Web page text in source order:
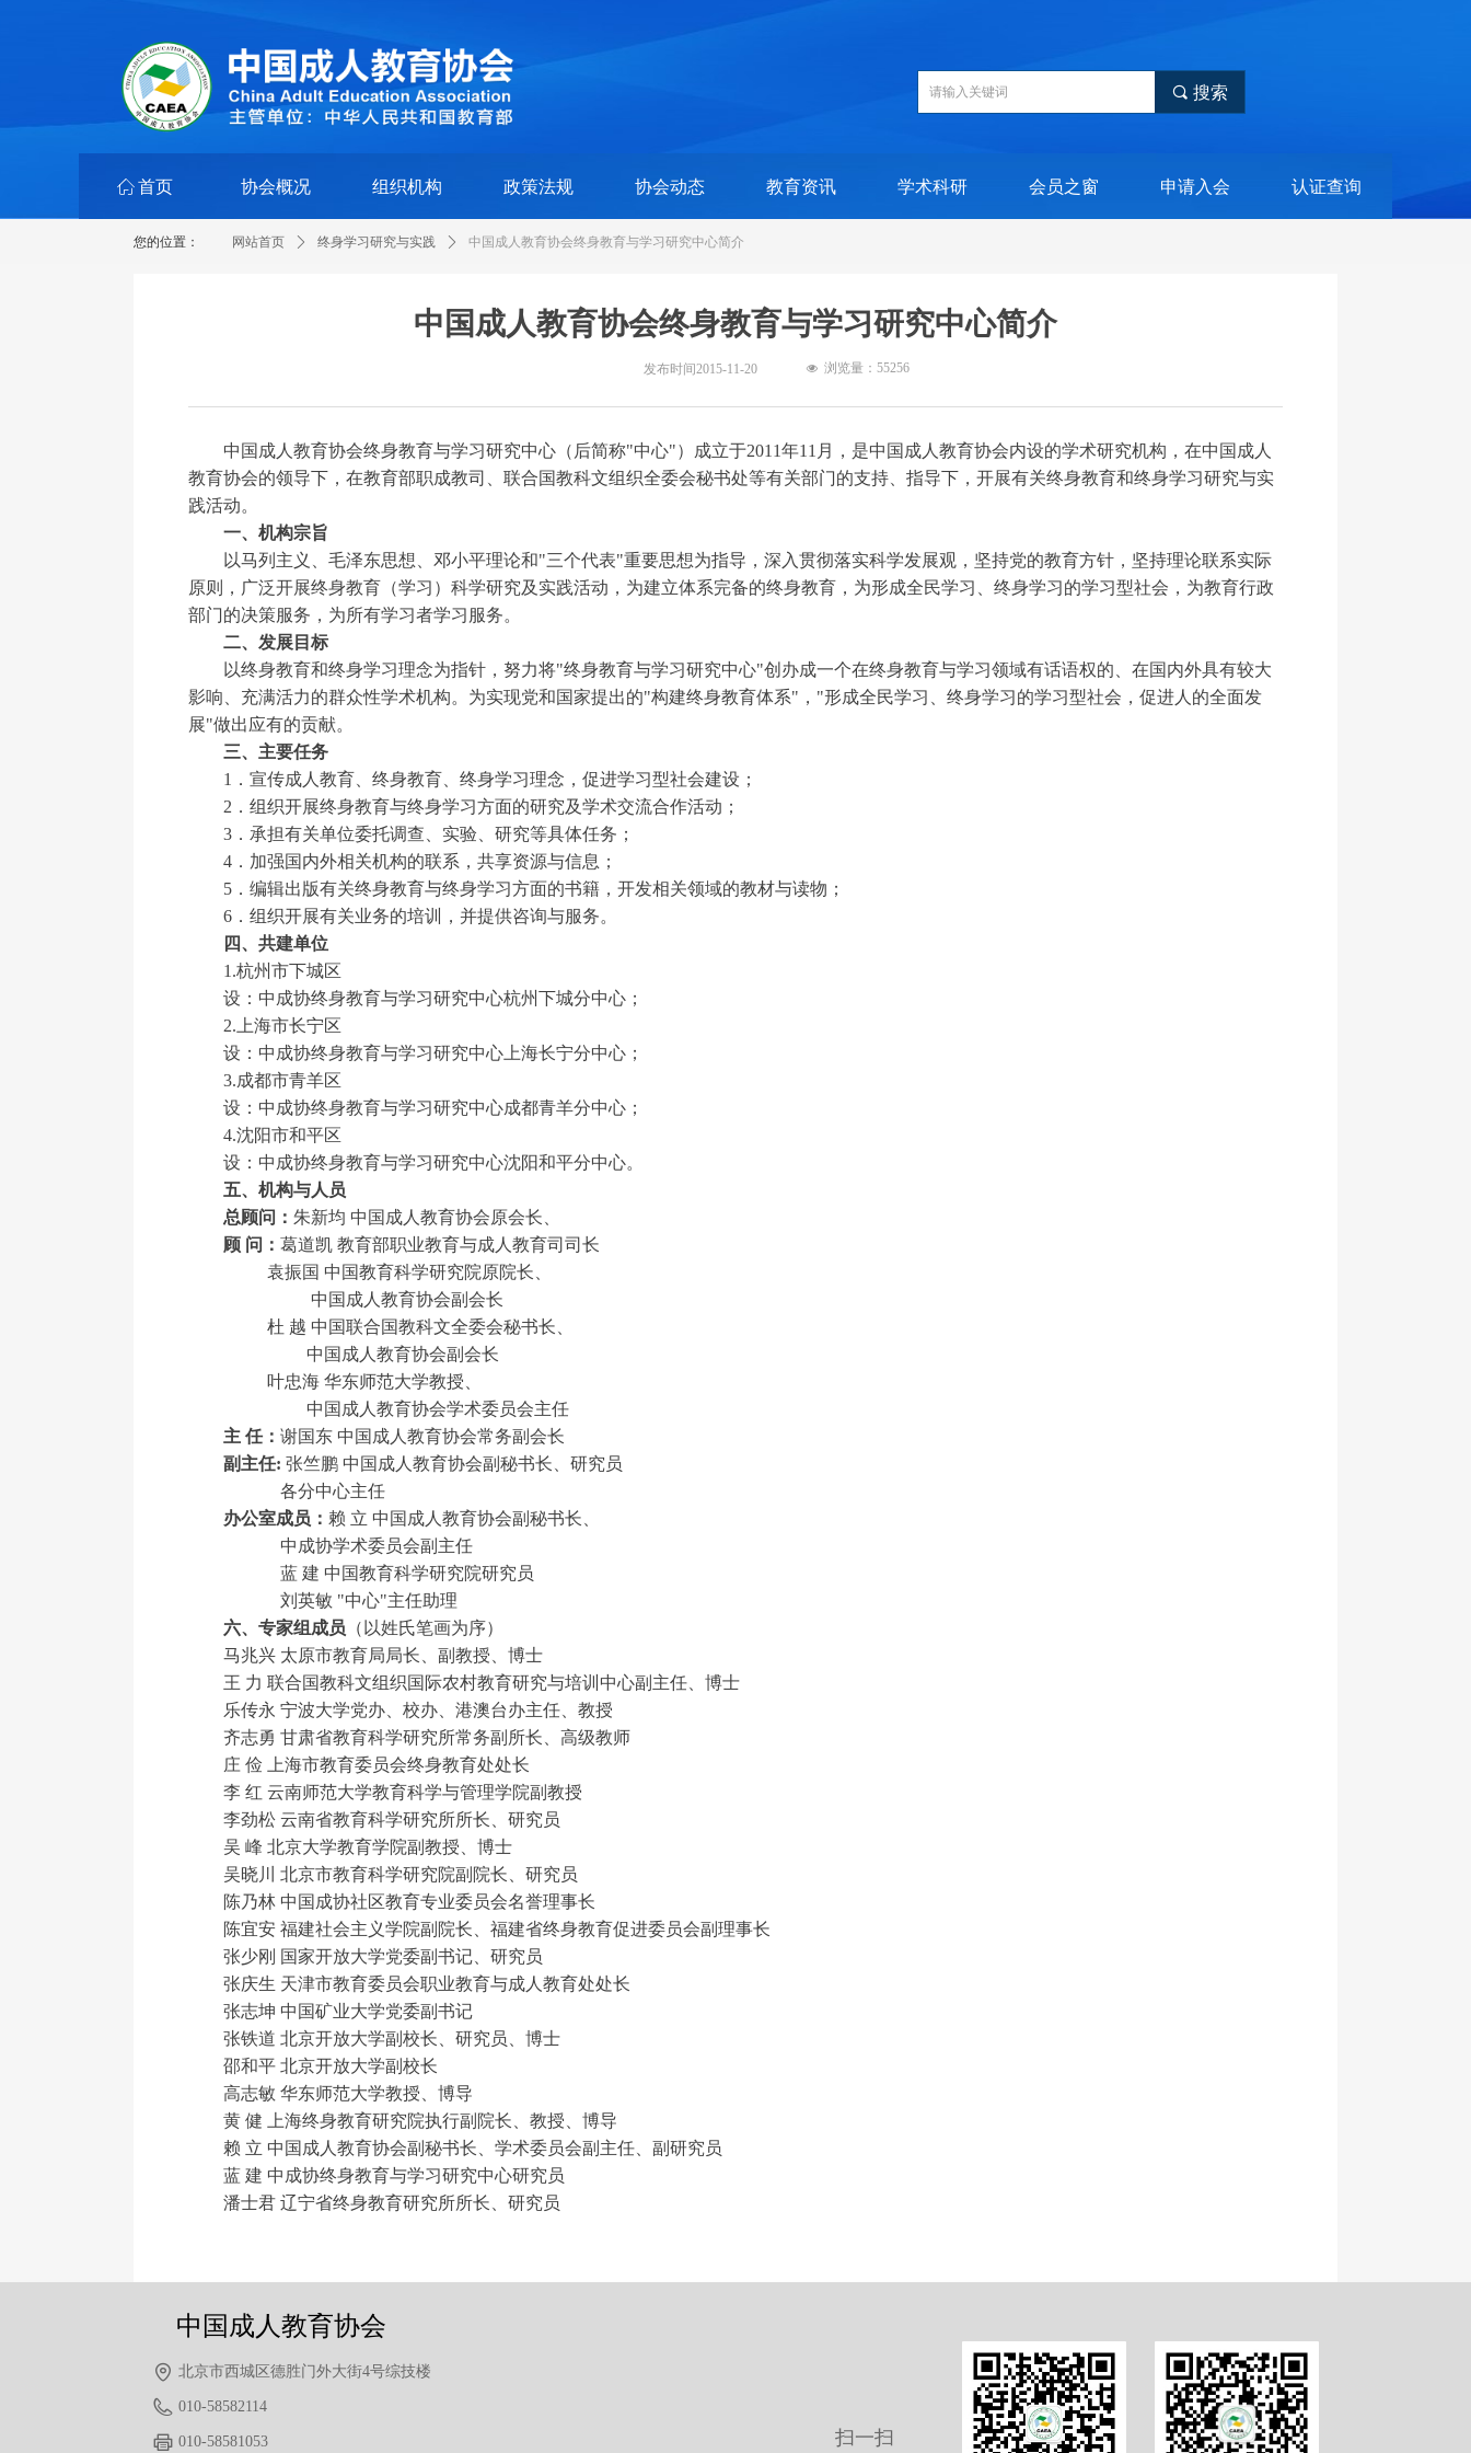
끠 搜索
ꀇ 首页 协会概况 组织机构 政策法规 协会动态 教育资讯 学术科研 会员之窗 申请入会 认证查询
前一个： 无
网站首页 ꄲ 终身学习研究与实践 ꄲ 中国成人教育协会终身教育与学习研究中心简介
您的位置：
中国成人教育协会终身教育与学习研究中心简介
发布时间2015-11-20 넶 浏览量：55256
中国成人教育协会终身教育与学习研究中心（后简称"中心"）成立于2011年11月，是中国成人教育协会内设的学术研究机构，在中国成人
教育协会的领导下，在教育部职成教司、联合国教科文组织全委会秘书处等有关部门的支持、指导下，开展有关终身教育和终身学习研究与实
践活动。
一、机构宗旨
以马列主义、毛泽东思想、邓小平理论和"三个代表"重要思想为指导，深入贯彻落实科学发展观，坚持党的教育方针，坚持理论联系实际
原则，广泛开展终身教育（学习）科学研究及实践活动，为建立体系完备的终身教育，为形成全民学习、终身学习的学习型社会，为教育行政
部门的决策服务，为所有学习者学习服务。
二、发展目标
以终身教育和终身学习理念为指针，努力将"终身教育与学习研究中心"创办成一个在终身教育与学习领域有话语权的、在国内外具有较大
影响、充满活力的群众性学术机构。为实现党和国家提出的"构建终身教育体系"，"形成全民学习、终身学习的学习型社会，促进人的全面发
展"做出应有的贡献。
三、主要任务
1．宣传成人教育、终身教育、终身学习理念，促进学习型社会建设；
2．组织开展终身教育与终身学习方面的研究及学术交流合作活动；
3．承担有关单位委托调查、实验、研究等具体任务；
4．加强国内外相关机构的联系，共享资源与信息；
5．编辑出版有关终身教育与终身学习方面的书籍，开发相关领域的教材与读物；
6．组织开展有关业务的培训，并提供咨询与服务。
四、共建单位
1.杭州市下城区
设：中成协终身教育与学习研究中心杭州下城分中心；
2.上海市长宁区
设：中成协终身教育与学习研究中心上海长宁分中心；
3.成都市青羊区
设：中成协终身教育与学习研究中心成都青羊分中心；
4.沈阳市和平区
设：中成协终身教育与学习研究中心沈阳和平分中心。
五、机构与人员
总顾问： 朱新均 中国成人教育协会原会长、
顾 问： 葛道凯 教育部职业教育与成人教育司司长
袁振国 中国教育科学研究院原院长、
中国成人教育协会副会长
杜 越 中国联合国教科文全委会秘书长、
中国成人教育协会副会长
叶忠海 华东师范大学教授、
中国成人教育协会学术委员会主任
主 任： 谢国东 中国成人教育协会常务副会长
副主任: 张竺鹏 中国成人教育协会副秘书长、研究员
各分中心主任
办公室成员： 赖 立 中国成人教育协会副秘书长、
中成协学术委员会副主任
蓝 建 中国教育科学研究院研究员
刘英敏 "中心"主任助理
六、专家组成员 （以姓氏笔画为序）
马兆兴 太原市教育局局长、副教授、博士
王 力 联合国教科文组织国际农村教育研究与培训中心副主任、博士
乐传永 宁波大学党办、校办、港澳台办主任、教授
齐志勇 甘肃省教育科学研究所常务副所长、高级教师
庄 俭 上海市教育委员会终身教育处处长
李 红 云南师范大学教育科学与管理学院副教授
李劲松 云南省教育科学研究所所长、研究员
吴 峰 北京大学教育学院副教授、博士
吴晓川 北京市教育科学研究院副院长、研究员
陈乃林 中国成协社区教育专业委员会名誉理事长
陈宜安 福建社会主义学院副院长、福建省终身教育促进委员会副理事长
张少刚 国家开放大学党委副书记、研究员
张庆生 天津市教育委员会职业教育与成人教育处处长
张志坤 中国矿业大学党委副书记
张铁道 北京开放大学副校长、研究员、博士
邵和平 北京开放大学副校长
高志敏 华东师范大学教授、博导
黄 健 上海终身教育研究院执行副院长、教授、博导
赖 立 中国成人教育协会副秘书长、学术委员会副主任、副研究员
蓝 建 中成协终身教育与学习研究中心研究员
潘士君 辽宁省终身教育研究所所长、研究员
北京市西城区德胜门外大街4号综技楼
010-58582114
010-58581053
中国成人教育协会
扫一扫